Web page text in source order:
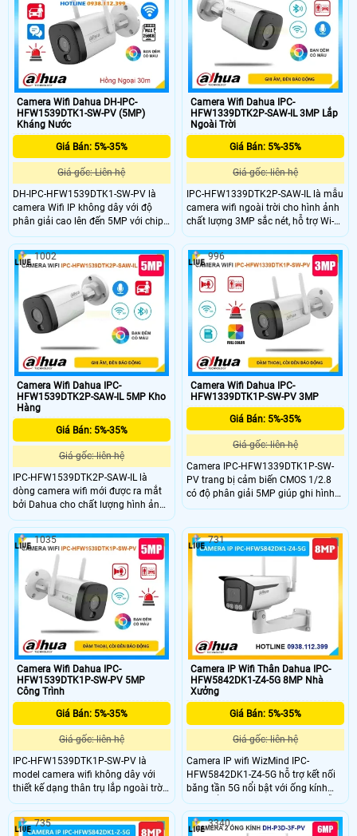
hỗ trợ thẻ nhớ lên đến 256GB. Với
chuẩn chống nước IP67, camera
đảm bảo hoạt động bền bỉ trong
mọi điều kiện thời tiết.
3.0, hỗ trợ báo động đèn và còi hú
và đàm thoại 2 chiều chất lượng âm
thanh to rõ
Camera Wifi Dahua DH-IPC-
HFW1539DTK1-SW-PV (5MP)
Kháng Nước
Giá Bán: 5%-35%
Giá gốc: Liên hệ
DH-IPC-HFW1539DTK1-SW-PV là
camera Wifi IP không dây với độ
phân giải cao lên đến 5MP với chip
CMOS cho hình ảnh nhiều màu sắc,
hỗ trợ xem ban đêm Full Color trong
khoảng cách lên đến 30m. Camera
tích hợp nhiều công nghệ thông
minh như phát hiện người/phương
tiện, tích hợp mic và loa đàm thoại 2
chiều, hỗ trợ ke thẻ nhớ lên đến
256GB đây là lựa chọn lý tưởng cho
hệ thống an ninh.
Camera Wifi Dahua IPC-
HFW1339DTK2P-SAW-IL 3MP Lắp
Ngoài Trời
Giá Bán: 5%-35%
Giá gốc: liên hệ
IPC-HFW1339DTK2P-SAW-IL là mẫu
camera wifi ngoài trời cho hình ảnh
chất lượng 3MP sắc nét, hỗ trợ Wi-Fi
6 (2.4GHZ) & Bluetooth kết nối
nhanh chóng. Camera trang bị các
tính năng hiện đại như công nghệ Al
phát hiện con người, phương tiện,
tích hợp micro ghi âm, công nghệ
ánh sáng kép báo động chủ động
nháy đèn
Camera Wifi Dahua IPC-
HFW1539DTK2P-SAW-IL 5MP Kho
Hàng
Giá Bán: 5%-35%
Giá gốc: liên hệ
IPC-HFW1539DTK2P-SAW-IL là
dòng camera wifi mới được ra mắt
bởi Dahua cho chất lượng hình ảnh
siêu nét với độ phân giải 5MP, kết
hợp với đèn kép thông minh cho
hình ảnh ban đêm có màu. Ngoài
ra, camera còn hỗ trợ chức năng
phát hiện người, phương tiện độ
chính xác cao, tích hợp mic ghi âm
và thiết kế chuẩn bảo vệ IP 67
chống nước bụi hiệu quả
1002
Camera Wifi Dahua IPC-
HFW1339DTK1P-SW-PV 3MP
Giá Bán: 5%-35%
Giá gốc: liên hệ
Camera IPC-HFW1339DTK1P-SW-
PV trang bị cảm biến CMOS 1/2.8
có độ phân giải 5MP giúp ghi hình
ảnh sắc nét, sử dụng công nghệ ánh
Điểm đặc biệt mà camera mang lại
đó là tính năng phát hiện
người/phương tiện, tích hợp micro
và loa đàm thoại 2 chiều, còi đèn
báo động linh hoạt
996
Camera Wifi Dahua IPC-
HFW1539DTK1P-SW-PV 5MP
Công Trình
Giá Bán: 5%-35%
Giá gốc: liên hệ
IPC-HFW1539DTK1P-SW-PV là
model camera wifi không dây với
thiết kế dạng thân trụ lắp ngoài trời
giúp ghi hình sắc nét độ phân giải
5MP, hỗ trợ Wi-Fi6 (2.4GHZ) &
Bluetooth kết nối nhanh hơn.
1035
Camera IP Wifi Thân Dahua IPC-
HFW5842DK1-Z4-5G 8MP Nhà
Xưởng
Giá Bán: 5%-35%
Giá gốc: liên hệ
Camera IP wifi WizMind IPC-
HFW5842DK1-Z4-5G hỗ trợ kết nối
băng tần 5G nổi bật với ống kính
thay đổi tiêu cự 8 mm–32 mm, hỗ
trợ độ phân giải 8MP ghi hình sắc
nét. Trang bị khả năng xem đêm
731
735 3340